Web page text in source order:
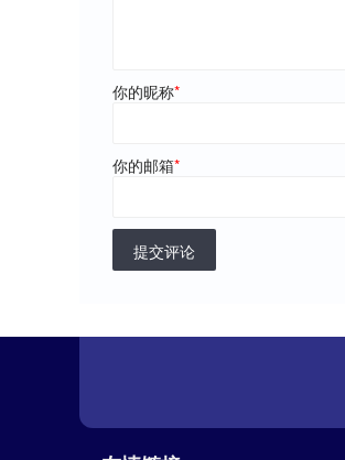
你的昵称*
你的邮箱*
提交评论